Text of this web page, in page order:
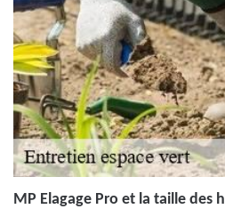
MP Elagage Pro et la taille des